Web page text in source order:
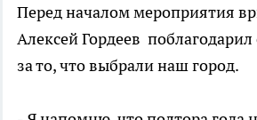
Перед началом мероприятия
Алексей Гордеев поблагодарил
за то, что выбрали наш город.